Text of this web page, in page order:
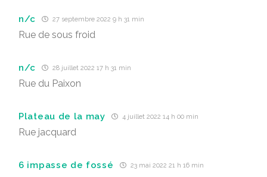
n/c 27 septembre 2022 9 h 31 min
Rue de sous froid
n/c 28 juillet 2022 17 h 31 min
Rue du Paixon
Plateau de la may 4 juillet 2022 14 h 00 min
Rue jacquard
6 impasse de fossé 23 mai 2022 21 h 16 min